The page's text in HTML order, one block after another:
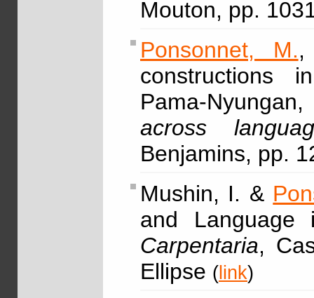
Mouton, pp.
Ponsonnet, M.,
constructions
Pama-
across
Benjamins, pp.
Mushin, I. &
and
Carpentaria,
Ellipse ( link)